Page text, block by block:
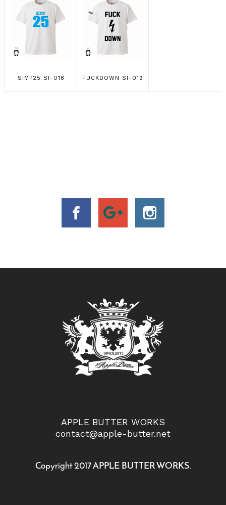
SIMP25 SI-018 FUCKDOWN SI-019
APPLE BUTTER WORKS
contact@apple-butter.net
Copyright 2017 APPLE BUTTER WORKS.